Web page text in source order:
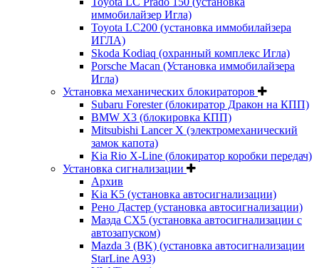
иммобилайзер Игла)
Toyota LC200 (установка иммобилайзера
ИГЛА)
Skoda Kodiaq (охранный комплекс Игла)
Porsche Macan (Установка иммобилайзера
Игла)
Установка механических блокираторов
Subaru Forester (блокиратор Дракон на КПП)
BMW X3 (блокировка КПП)
Mitsubishi Lancer X (электромеханический
замок капота)
Kia Rio X-Line (блокиратор коробки передач)
Установка сигнализации
Архив
Kia K5 (установка автосигнализации)
Рено Дастер (установка автосигнализации)
Мазда CХ5 (установка автосигнализации с
автозапуском)
Mazda 3 (BK) (установка автосигнализации
StarLine A93)